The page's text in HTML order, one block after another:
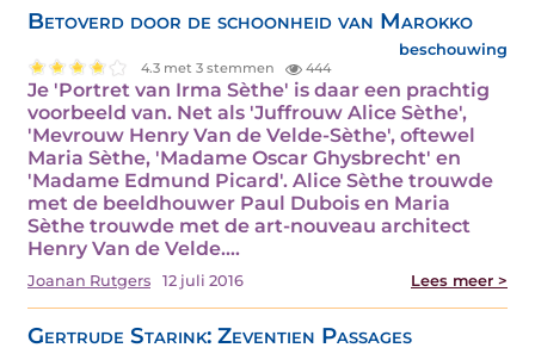
Betoverd door de schoonheid van Marokko
beschouwing
4.3 met 3 stemmen 444
Je 'Portret van Irma Sèthe' is daar een prachtig
voorbeeld van. Net als 'Juffrouw Alice Sèthe',
'Mevrouw Henry Van de Velde-Sèthe', oftewel
Maria Sèthe, 'Madame Oscar Ghysbrecht' en
'Madame Edmund Picard'. Alice Sèthe trouwde
met de beeldhouwer Paul Dubois en Maria
Sèthe trouwde met de art-nouveau architect
Henry Van de Velde.…
Joanan Rutgers 12 juli 2016 Lees meer >
Gertrude Starink: Zeventien Passages